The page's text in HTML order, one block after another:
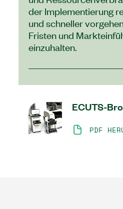
der Implementierung
und schneller
Fristen und
einzuhalten.
ECUTS-
PDF